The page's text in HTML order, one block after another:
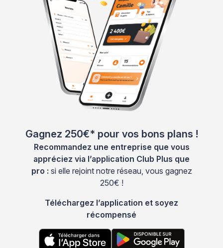
Gagnez 250€* pour vos bons plans !
Recommandez une entreprise que vous
appréciez via l’application Club Plus que
pro : si elle rejoint notre réseau, vous gagnez
250€ !
Téléchargez l’application et soyez
récompensé